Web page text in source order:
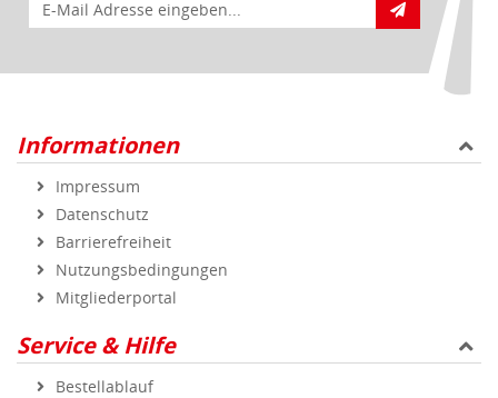
Informationen
Impressum
Datenschutz
Barrierefreiheit
Nutzungsbedingungen
Mitgliederportal
Service & Hilfe
Bestellablauf